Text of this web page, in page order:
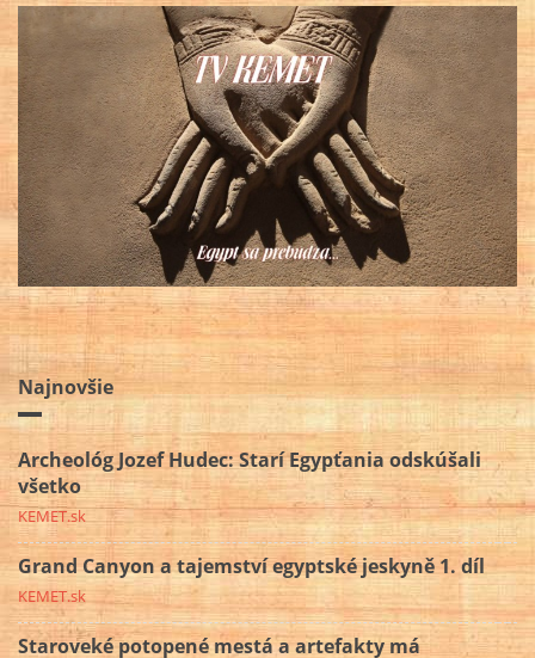
Najnovšie
Archeológ Jozef Hudec: Starí Egypťania odskúšali
všetko
KEMET.sk
Grand Canyon a tajemství egyptské jeskyně 1. díl
KEMET.sk
Staroveké potopené mestá a artefakty má